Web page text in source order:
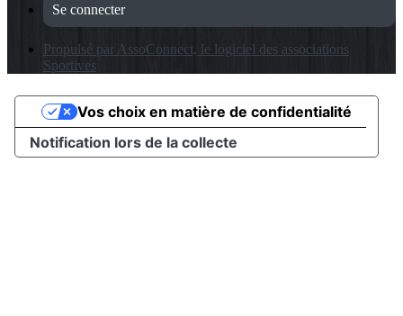
Se connecter
Propulsé par AssoConnect, le logiciel des associations
Sportives
Notification lors de la collecte
Vos choix en matière de confidentialité